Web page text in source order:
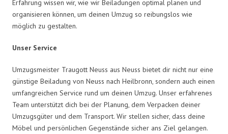
Erfahrung wissen wir, wie wir Beiladungen optimal planen und
organisieren können, um deinen Umzug so reibungslos wie
möglich zu gestalten.
Unser Service
Umzugsmeister Traugott Neuss aus Neuss bietet dir nicht nur eine
günstige Beiladung von Neuss nach Heilbronn, sondern auch einen
umfangreichen Service rund um deinen Umzug. Unser erfahrenes
Team unterstützt dich bei der Planung, dem Verpacken deiner
Umzugsgüter und dem Transport. Wir stellen sicher, dass deine
Möbel und persönlichen Gegenstände sicher ans Ziel gelangen.